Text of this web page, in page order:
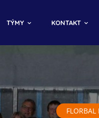
TÝMY KONTAKT